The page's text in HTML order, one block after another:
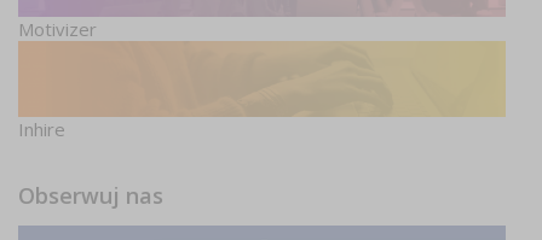
Motivizer
Inhire
Obserwuj nas